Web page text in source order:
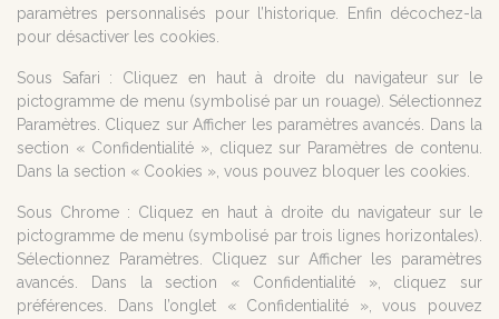
paramètres personnalisés pour l’historique. Enfin décochez-la
pour désactiver les cookies.
Sous Safari : Cliquez en haut à droite du navigateur sur le
pictogramme de menu (symbolisé par un rouage). Sélectionnez
Paramètres. Cliquez sur Afficher les paramètres avancés. Dans la
section « Confidentialité », cliquez sur Paramètres de contenu.
Dans la section « Cookies », vous pouvez bloquer les cookies.
Sous Chrome : Cliquez en haut à droite du navigateur sur le
pictogramme de menu (symbolisé par trois lignes horizontales).
Sélectionnez Paramètres. Cliquez sur Afficher les paramètres
avancés. Dans la section « Confidentialité », cliquez sur
préférences. Dans l’onglet « Confidentialité », vous pouvez